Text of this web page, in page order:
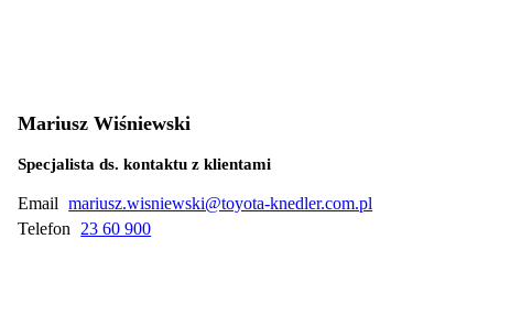
Mariusz Wiśniewski
Specjalista ds. kontaktu z klientami
Email mariusz.wisniewski@toyota-knedler.com.pl
Telefon
23 60 900